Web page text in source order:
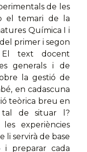
de les
el temari de la
Química I i
primer i segon
El text docent
generals i de
la gestió de
en cadascuna
teòrica breu en
tal de situar l?
experiències
li servirà de base
i preparar cada